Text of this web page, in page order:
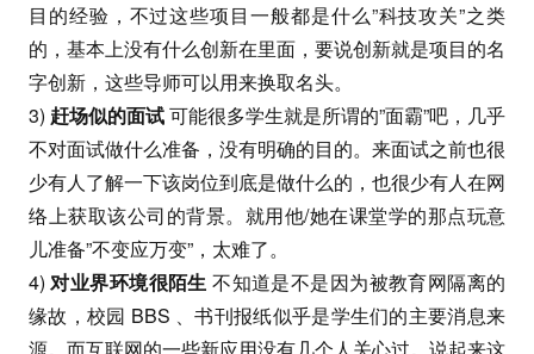
目的经验，不过这些项目一般都是什么”科技攻关”之类
的，基本上没有什么创新在里面，要说创新就是项目的名
字创新，这些导师可以用来换取名头。
3) 赶场似的面试可能很多学生就是所谓的”面霸”吧，几乎
不对面试做什么准备，没有明确的目的。来面试之前也很
少有人了解一下该岗位到底是做什么的，也很少有人在网
络上获取该公司的背景。就用他/她在课堂学的那点玩意
儿准备”不变应万变”，太难了。
4)对业界环境很陌生 不知道是不是因为被教育网隔离的
缘故，校园 BBS 、书刊报纸似乎是学生们的主要消息来